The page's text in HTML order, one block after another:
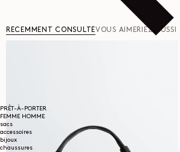
PRÊT-À-PORTER
FEMME HOMME
sacs
accessoires
bijoux
chaussures
RÉCEMMENT CONSULTÉVOUS AIMERIEZ AUSSI